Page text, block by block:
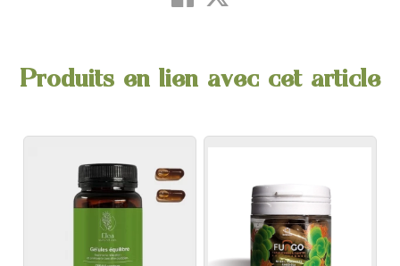
Produits en lien avec cet article